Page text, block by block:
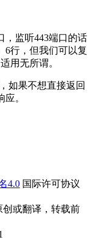
，监听443端口的话
6行，但我们可以复
用无所谓。
如果不想直接返回
。
4.0 国际许可协议
或翻译，转载前